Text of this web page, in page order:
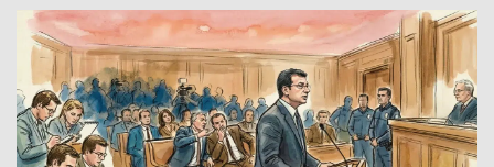
KÜNYE
İLETİŞİM